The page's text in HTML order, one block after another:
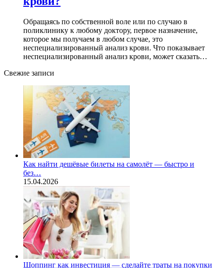
Обращаясь по собственной воле или по случаю в
поликлинику к любому доктору, первое назначение,
которое мы получаем в любом случае, это
неспециализированный анализ крови. Что показывает
неспециализированный анализ крови, может сказать…
Свежие записи
Как найти дешёвые билеты на самолёт — быстро и
без…
15.04.2026
Шоппинг как инвестиция — сделайте траты на покупки